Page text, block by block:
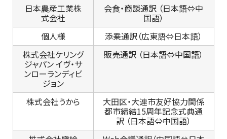
日本農産工業株
式会社
会食・商談通訳 （日本語⇔中
国語）
個人様
添乗通訳（広東語⇔日本語）
株式会社ケリング
ジャパン イヴ・サ
ンローランディビ
ジョン
販売通訳 （日本語⇔中国語）
株式会社うから 大田区・大連市友好協力関係
都市締結15周年記念式典通
訳 （日本語⇔中国語）